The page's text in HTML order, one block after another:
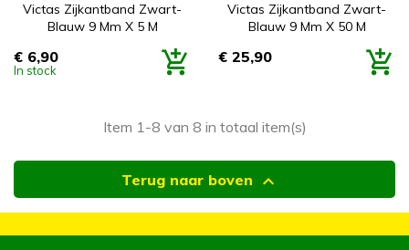
Victas Zijkantband Zwart-
Blauw 9 Mm X 5 M
Prijs
€ 6,90
In stock
Victas Zijkantband Zwart-
Blauw 9 Mm X 50 M
Prijs
€ 25,90
Item 1-8 van 8 in totaal item(s)
Terug naar boven 